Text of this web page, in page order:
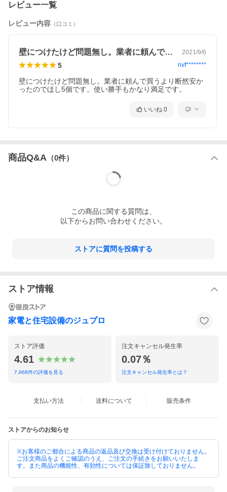
レビュー一覧
レビュー内容 （口コミ）
壁につけたけど問題無し。業者に頼んで買… 2021/9/6
5 nvf********
壁につけたけど問題無し。業者に頼んで買うより断然安か
ったのでほし5個です。使い勝手もかなり満足です。
いいね 0
商品Q&A （0件）
この商品に関する質問は、
以下からお問い合わせください。
ストアに質問を投稿する
ストア情報
家電と住宅設備のジュプロ
ストア評価
4.61
7,968件の評価を見る
注文キャンセル発生率
0.07％
注文キャンセル発生率とは？
支払い方法 送料について 販売条件
ストアからのお知らせ
※お客様のご都合による商品の返品及び交換は受け付けておりません。
ご注文商品をよくご確認のうえ、ご注文の手続きをお願いいたしま
す。また商品の機能性、有効性については保証致しておりません。